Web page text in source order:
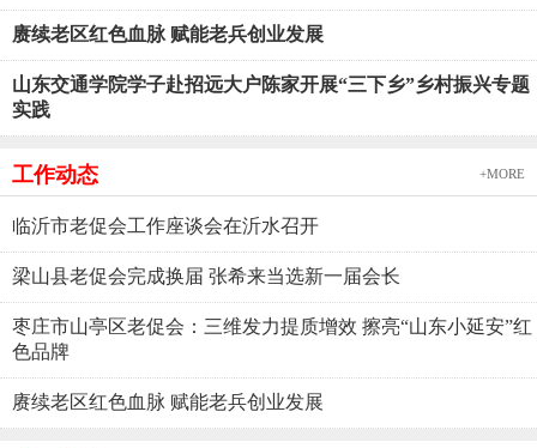
赓续老区红色血脉 赋能老兵创业发展
山东交通学院学子赴招远大户陈家开展“三下乡”乡村振兴专题
实践
工作动态 +MORE
临沂市老促会工作座谈会在沂水召开
梁山县老促会完成换届 张希来当选新一届会长
枣庄市山亭区老促会：三维发力提质增效 擦亮“山东小延安”红
色品牌
赓续老区红色血脉 赋能老兵创业发展